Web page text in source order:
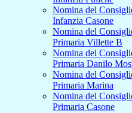
Nomina del
Infanzia Casone
Nomina del
Primaria Villette B
Nomina del
Primaria Danilo
Nomina del
Primaria Marina
Nomina del
Primaria Casone